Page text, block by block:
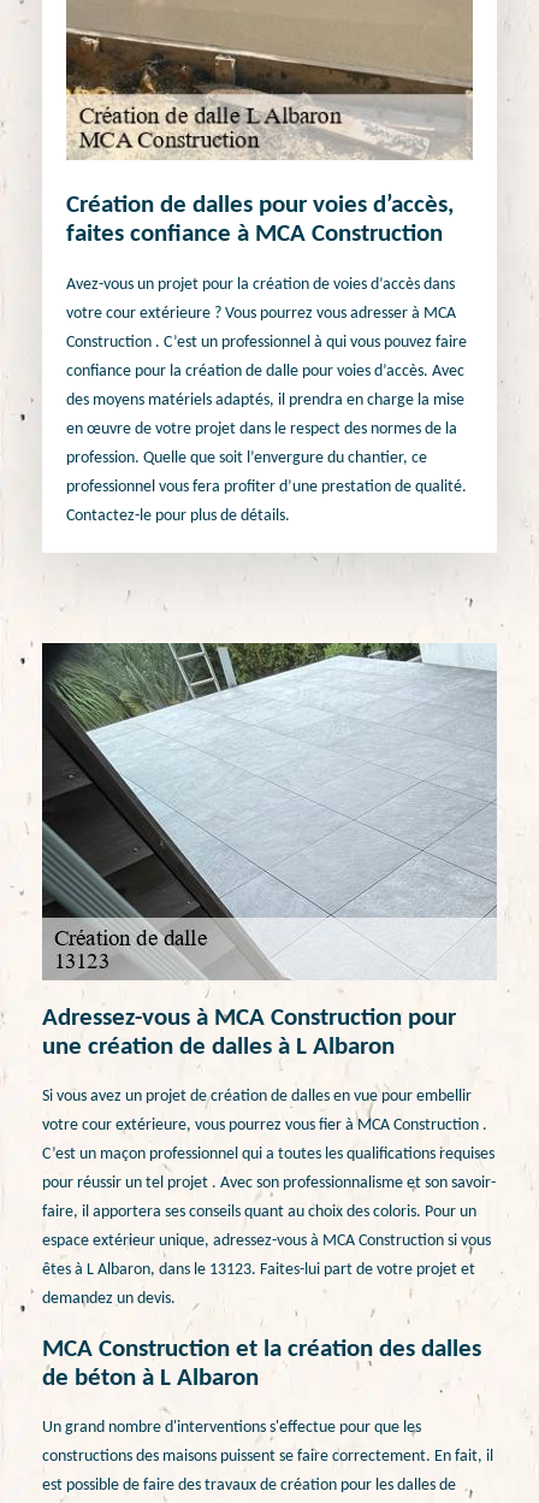
Création de dalles pour voies d’accès,
faites confiance à MCA Construction
Avez-vous un projet pour la création de voies d’accès dans
votre cour extérieure ? Vous pourrez vous adresser à MCA
Construction . C’est un professionnel à qui vous pouvez faire
confiance pour la création de dalle pour voies d’accès. Avec
des moyens matériels adaptés, il prendra en charge la mise
en œuvre de votre projet dans le respect des normes de la
profession. Quelle que soit l’envergure du chantier, ce
professionnel vous fera profiter d’une prestation de qualité.
Contactez-le pour plus de détails.
Adressez-vous à MCA Construction pour
une création de dalles à L Albaron
Si vous avez un projet de création de dalles en vue pour embellir
votre cour extérieure, vous pourrez vous fier à MCA Construction .
C’est un maçon professionnel qui a toutes les qualifications requises
pour réussir un tel projet . Avec son professionnalisme et son savoir-
faire, il apportera ses conseils quant au choix des coloris. Pour un
espace extérieur unique, adressez-vous à MCA Construction si vous
êtes à L Albaron, dans le 13123. Faites-lui part de votre projet et
demandez un devis.
MCA Construction et la création des dalles
de béton à L Albaron
Un grand nombre d'interventions s'effectue pour que les
constructions des maisons puissent se faire correctement. En fait, il
est possible de faire des travaux de création pour les dalles de